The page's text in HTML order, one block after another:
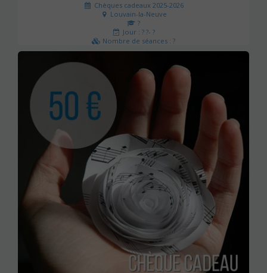
Chèques cadeaux 2025-2026
Louvain-la-Neuve
?
Jour : ? ?- ?
Nombre de séances : ?
45 €